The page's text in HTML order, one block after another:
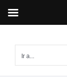
contenido
Ir a...